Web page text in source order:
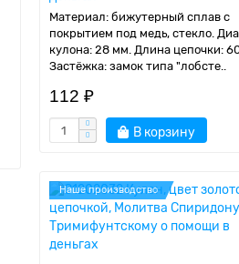
Материал: бижутерный сплав с
покрытием под медь, стекло.
кулона: 28 мм. Длина цепочки:
Застёжка: замок типа "лобсте..
112 ₽
В корзину
Наше производство